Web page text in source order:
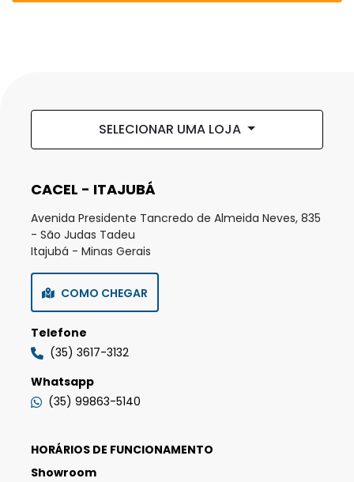
SELECIONAR UMA LOJA
CACEL - ITAJUBÁ
Avenida Presidente Tancredo de Almeida Neves, 835
- São Judas Tadeu
Itajubá - Minas Gerais
COMO CHEGAR
Telefone
(35) 3617-3132
Whatsapp
(35) 99863-5140
HORÁRIOS DE FUNCIONAMENTO
Showroom